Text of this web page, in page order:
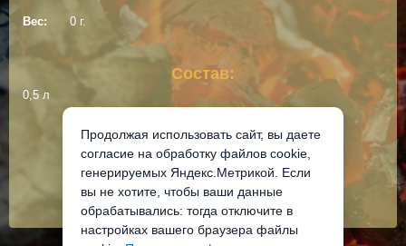
Вес: 0 г.
Состав:
0,5 л
Добавить в корзину
Продолжая использовать сайт, вы даете
согласие на обработку файлов cookie,
генерируемых Яндекс.Метрикой. Если
вы не хотите, чтобы ваши данные
обрабатывались: тогда отключите в
настройках вашего браузера файлы